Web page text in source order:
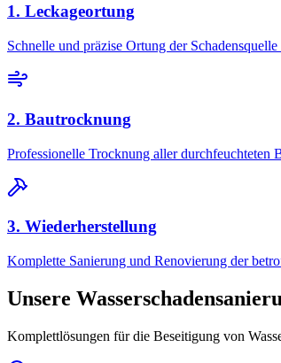
1. Leckageortung
Schnelle und präzise Ortung der
2. Bautrocknung
Professionelle Trocknung aller durchfeuchteten
3. Wiederherstellung
Komplette Sanierung und Renovierung der
Unsere
Komplettlösungen für die Beseitigung von